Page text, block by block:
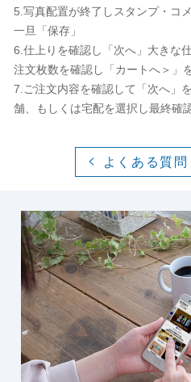
5.写真配置が終了しスタンプ・コ
一旦「保存」
6.仕上りを確認し「次へ」大きな
注文枚数を確認し「カートへ＞」
7.ご注文内容を確認して「次へ」
舗、もしくは宅配を選択し最終確
よくある質